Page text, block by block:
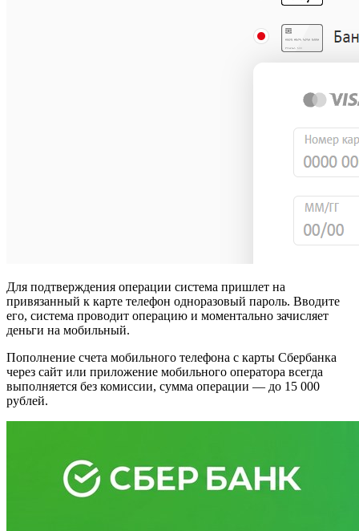
Для подтверждения операции система пришлет на
привязанный к карте телефон одноразовый пароль. Вводите
его, система проводит операцию и моментально зачисляет
деньги на мобильный.
Пополнение счета мобильного телефона с карты Сбербанка
через сайт или приложение мобильного оператора всегда
выполняется без комиссии, сумма операции — до 15 000
рублей.